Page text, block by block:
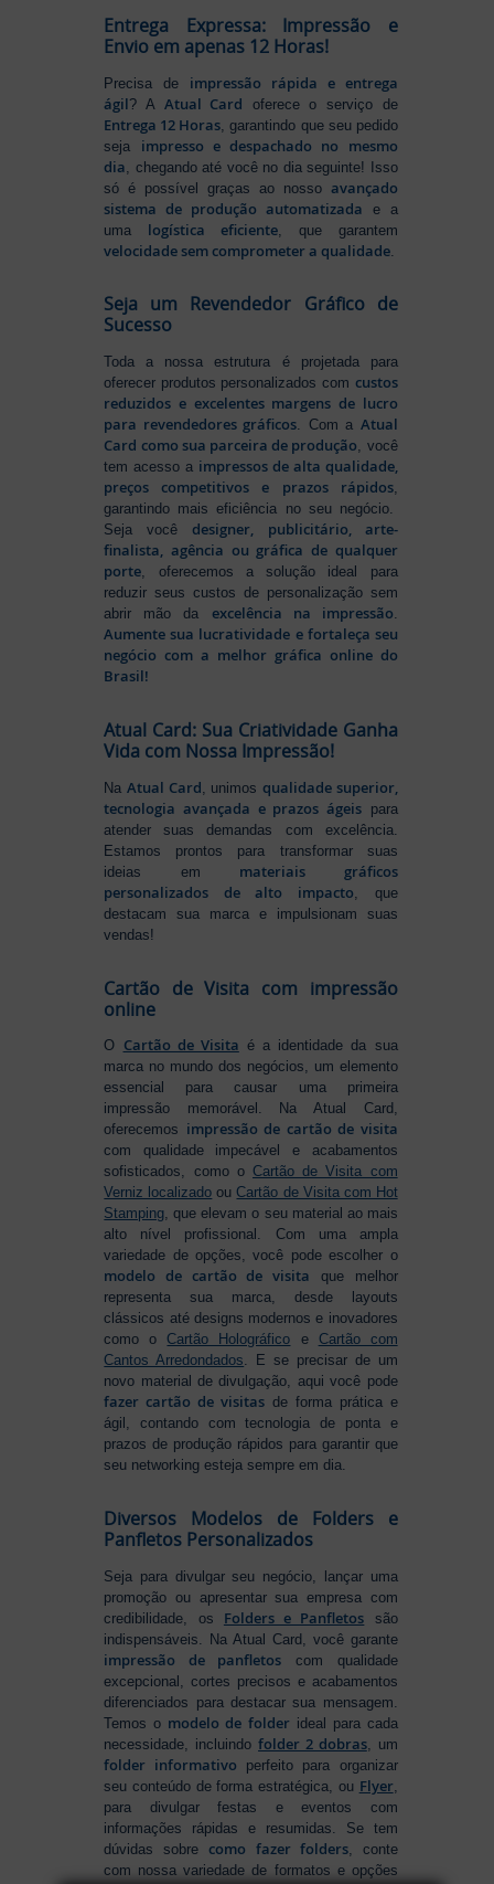
Entrega Expressa: Impressão e
Envio em apenas 12 Horas!
Precisa de impressão rápida e entrega
ágil? A Atual Card oferece o serviço de
Entrega 12 Horas , garantindo que seu pedido
seja impresso e despachado no mesmo
dia , chegando até você no dia seguinte! Isso
só é possível graças ao nosso avançado
sistema de produção automatizada e a
uma logística eficiente , que garantem
velocidade sem comprometer a qualidade
Seja um Revendedor Gráfico de
Sucesso
Toda a nossa estrutura é projetada para
oferecer produtos personalizados com custos
reduzidos e excelentes margens de lucro
para revendedores gráficos. Com a Atual
Card como sua parceira de produção, você
tem acesso a impressos de alta qualidade,
preços competitivos e prazos rápidos,
garantindo mais eficiência no seu negócio.
Seja vocêdesigner, publicitário, arte-
finalista, agência ou gráfica de qualquer
porte, oferecemos a solução ideal para
reduzir seus custos de personalização sem
abrir mão da excelência na impressão.
Aumente sua lucratividade e fortaleça seu
negócio com a melhor gráfica online do
Brasil!
Atual Card: Sua Criatividade Ganha
Vida com Nossa Impressão!
Na Atual Card , unimos qualidade superior,
tecnologia avançada e prazos ágeispara
atender suas demandas com excelência.
Estamos prontos para transformar suas
ideias em materiais gráficos
personalizados de alto impacto , que
destacam sua marca e impulsionam suas
vendas!
Cartão de Visita com impressão
online
O Cartão de Visita é a identidade da sua
marca no mundo dos negócios, um elemento
essencial para causar uma primeira
impressão memorável. Na Atual Card,
oferecemos impressão de cartão de visita
com qualidade impecável e acabamentos
sofisticados, como o Cartão de Visita com
Verniz localizado ouCartão de Visita com Hot
Stamping, que elevam o seu material ao mais
alto nível profissional. Com uma ampla
variedade de opções, você pode escolher o
modelo de cartão de visita que melhor
representa sua marca, desde layouts
clássicos até designs modernos e inovadores
como oCartão Holográfico e Cartão com
Cantos Arredondados. E se precisar de um
novo material de divulgação, aqui você pode
fazer cartão de visitas de forma prática e
ágil, contando com tecnologia de ponta e
prazos de produção rápidos para garantir que
seu networking esteja sempre em dia.
Diversos Modelos de Folders e
Panfletos Personalizados
Seja para divulgar seu negócio, lançar uma
promoção ou apresentar sua empresa com
credibilidade, os Folders e Panfletos são
indispensáveis. Na Atual Card, você garante
impressão de panfletos com qualidade
excepcional, cortes precisos e acabamentos
diferenciados para destacar sua mensagem.
Temos o modelo de folder ideal para cada
necessidade, incluindofolder 2 dobras, um
folder informativo perfeito para organizar
seu conteúdo de forma estratégica, ou Flyer,
para divulgar festas e eventos com
informações rápidas e resumidas. Se tem
dúvidas sobrecomo fazer folders, conte
com nossa variedade de formatos e opções